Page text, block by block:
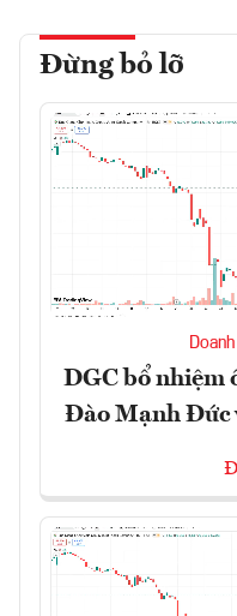
Đừng bỏ lỡ
DGC bổ nhiệm
Đào Mạnh Đức